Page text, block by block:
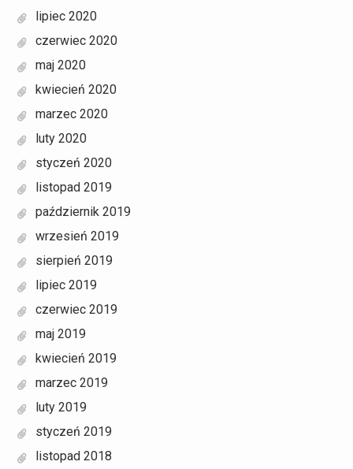
lipiec 2020
czerwiec 2020
maj 2020
kwiecień 2020
marzec 2020
luty 2020
styczeń 2020
listopad 2019
październik 2019
wrzesień 2019
sierpień 2019
lipiec 2019
czerwiec 2019
maj 2019
kwiecień 2019
marzec 2019
luty 2019
styczeń 2019
listopad 2018